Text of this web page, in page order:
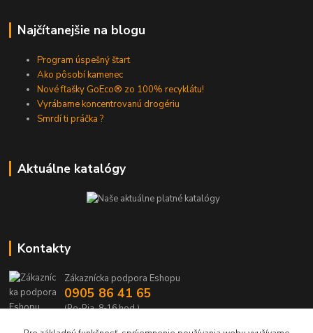
Najčítanejšie na blogu
Program úspešný štart
Ako pôsobí kamenec
Nové fľašky GoEco® zo 100% recyklátu!
Vyrábame koncentrovanú drogériu
Smrdí ti práčka ?
Aktuálne katalógy
Kontakty
Zákaznícka podpora Eshopu
0905 86 41 65
(Po-Pia, 8-16 hod.)